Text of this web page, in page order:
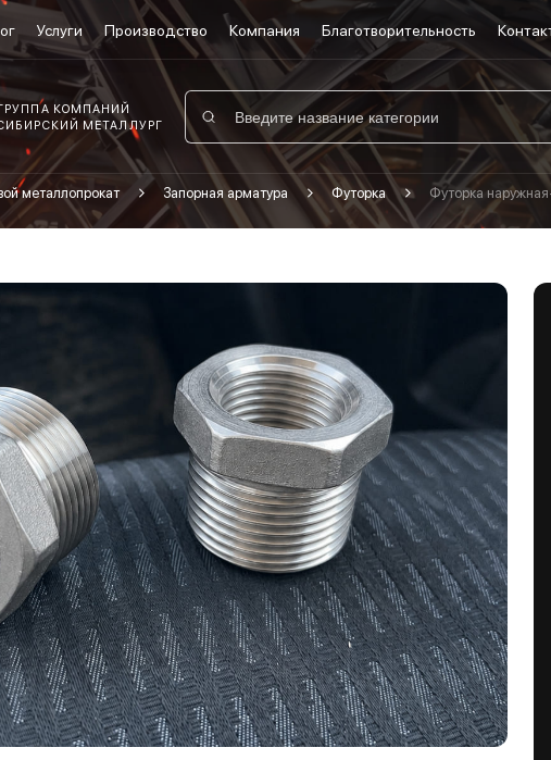
Услуги Производство Компания Благотворительность
КОМПАНИЙ
МЕТАЛЛУРГ
металлопрокат Запорная арматура Футорка Футорка